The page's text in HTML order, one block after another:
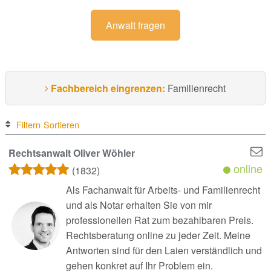
Anwalt fragen
Fachbereich eingrenzen: Familienrecht
Filtern Sortieren
Rechtsanwalt Oliver Wöhler
(1832)
online
Als Fachanwalt für Arbeits- und Familienrecht
und als Notar erhalten Sie von mir
professionellen Rat zum bezahlbaren Preis.
Rechtsberatung online zu jeder Zeit. Meine
Antworten sind für den Laien verständlich und
gehen konkret auf Ihr Problem ein.